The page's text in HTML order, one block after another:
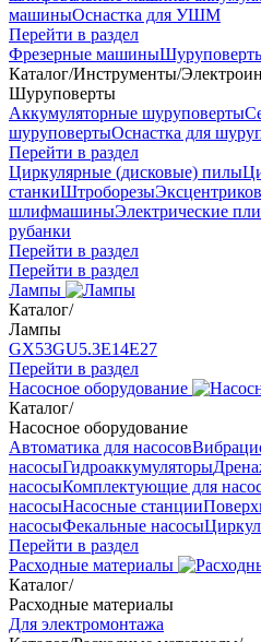
машиныОснастка для УШМ
Перейти в раздел
Фрезерные машины
Каталог/Инструменты/
Шуруповерты
Аккумуляторные шуруповерты
шуруповертыОснастка для
Перейти в раздел
Циркулярные (дисковые) пилы
станкиШтроборезы
шлифмашиныЭлектрические
рубанки
Перейти в раздел
Перейти в раздел
Лампы
Каталог/
Лампы
GX53GU5.3Е14Е27
Перейти в раздел
Насосное оборудование
Каталог/
Насосное оборудование
Автоматика для насосов
насосыГидроаккумуляторы
насосыКомплектующие для
насосыНасосные станции
насосыФекальные насосы
Перейти в раздел
Расходные материалы
Каталог/
Расходные материалы
Для электромонтажа